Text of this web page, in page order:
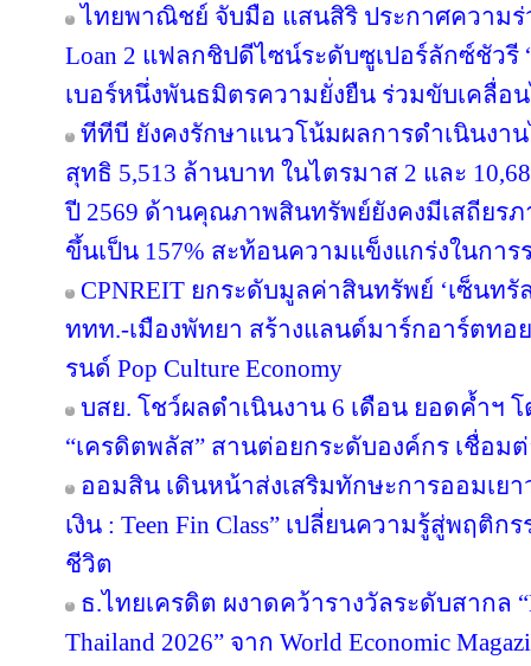
ไทยพาณิชย์ จับมือ แสนสิริ ประกาศความร่
Loan 2 แฟลกชิปดีไซน์ระดับซูเปอร์ลักซ์ชัว
เบอร์หนึ่งพันธมิตรความยั่งยืน ร่วมขับเคลื่อ
ทีทีบี ยังคงรักษาแนวโน้มผลการดำเนินงา
สุทธิ 5,513 ล้านบาท ในไตรมาส 2 และ
ปี 2569 ด้านคุณภาพสินทรัพย์ยังคงมีเสถียรภ
ขึ้นเป็น 157% สะท้อนความแข็งแกร่งในการ
CPNREIT ยกระดับมูลค่าสินทรัพย์ ‘เซ็นทรั
ททท.-เมืองพัทยา สร้างแลนด์มาร์กอาร์ตทอ
รนด์ Pop Culture Economy
บสย. โชว์ผลดำเนินงาน 6 เดือน ยอดค้ำฯ
“เครดิตพลัส” สานต่อยกระดับองค์กร เชื่อมต่
ออมสิน เดินหน้าส่งเสริมทักษะการออมเยา
เงิน : Teen Fin Class” เปลี่ยนความรู้สู่พฤติ
ชีวิต
ธ.ไทยเครดิต ผงาดคว้ารางวัลระดับสากล
Thailand 2026” จาก World Economic